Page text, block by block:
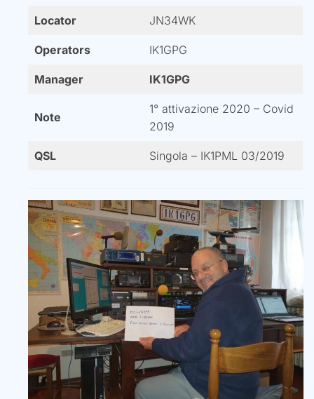
Locator JN34WK
Operators IK1GPG
Manager IK1GPG
Note
1° attivazione 2020 – Covid
2019
QSL Singola – IK1PML 03/2019